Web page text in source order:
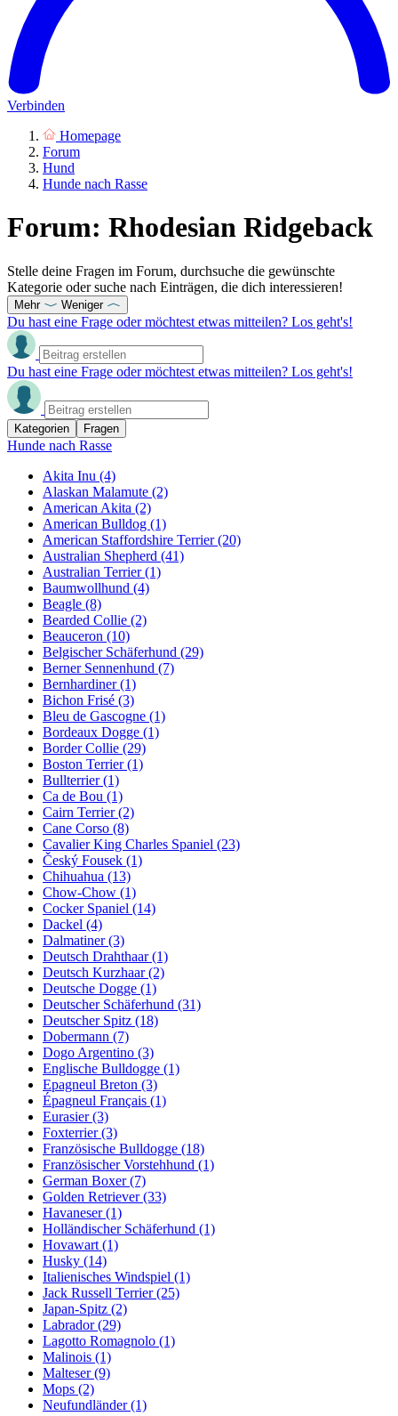
Verbinden
Homepage
Forum
Hund
Hunde nach Rasse
Forum: Rhodesian Ridgeback
Stelle deine Fragen im Forum, durchsuche die gewünschte
Kategorie oder suche nach Einträgen, die dich interessieren!
Mehr Weniger
Du hast eine Frage oder möchtest etwas mitteilen? Los geht's!
Du hast eine Frage oder möchtest etwas mitteilen? Los geht's!
Kategorien Fragen
Hunde nach Rasse
Akita Inu (4)
Alaskan Malamute (2)
American Akita (2)
American Bulldog (1)
American Staffordshire Terrier(20)
Australian Shepherd (41)
Australian Terrier(1)
Baumwollhund (4)
Beagle (8)
Bearded Collie (2)
Beauceron (10)
Belgischer Schäferhund (29)
Berner Sennenhund (7)
Bernhardiner(1)
Bichon Frisé (3)
Bleu de Gascogne (1)
Bordeaux Dogge (1)
Border Collie (29)
Boston Terrier(1)
Bullterrier(1)
Ca de Bou (1)
Cairn Terrier(2)
Cane Corso (8)
Cavalier King Charles Spaniel (23)
Český Fousek (1)
Chihuahua (13)
Chow-Chow (1)
Cocker Spaniel (14)
Dackel (4)
Dalmatiner(3)
Deutsch Drahthaar(1)
Deutsch Kurzhaar(2)
Deutsche Dogge (1)
Deutscher Schäferhund (31)
Deutscher Spitz (18)
Dobermann (7)
Dogo Argentino (3)
Englische Bulldogge (1)
Epagneul Breton (3)
Épagneul Français (1)
Eurasier(3)
Foxterrier(3)
Französische Bulldogge (18)
Französischer Vorstehhund (1)
German Boxer(7)
Golden Retriever(33)
Havaneser(1)
Holländischer Schäferhund (1)
Hovawart (1)
Husky (14)
Italienisches Windspiel (1)
Jack Russell Terrier(25)
Japan-Spitz (2)
Labrador(29)
Lagotto Romagnolo (1)
Malinois (1)
Malteser(9)
Mops (2)
Neufundländer(1)